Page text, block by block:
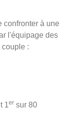
confronter à une
l'équipage des
:
1er sur 80